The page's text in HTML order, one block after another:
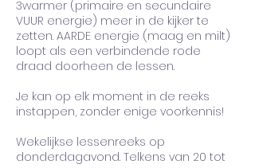
3warmer (primaire en secundaire
VUUR energie) meer in de kijker te
zetten. AARDE energie (maag en milt)
loopt als een verbindende rode
draad doorheen de lessen.
Je kan op elk moment in de reeks
instappen, zonder enige voorkennis!
Wekelijkse lessenreeks op
donderdagavond. Telkens van 20 tot